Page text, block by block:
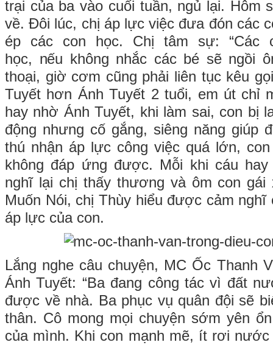
trại của ba vào cuối tuần, ngủ lại. Hôm
về. Đôi lúc, chị áp lực việc đưa đón các
ép các con học. Chị tâm sự: “Các
học, nếu không nhắc các bé sẽ ngồi
thoại, giờ cơm cũng phải liên tục kêu
Tuyết hơn Ánh Tuyết 2 tuổi, em út chỉ
hay nhờ Ánh Tuyết, khi làm sai, con bị
động nhưng cố gắng, siêng năng giúp
thú nhận áp lực công việc quá lớn,
không đáp ứng được. Mỗi khi cáu
nghĩ lại chị thấy thương và ôm con gái
Muốn Nói, chị Thùy hiểu được cảm nghĩ
áp lực của con.
Lắng nghe câu chuyện, MC Ốc Thanh
Ánh Tuyết: “Ba đang công tác vì đất
được về nhà. Ba phục vụ quân đội sẽ
thân. Cô mong mọi chuyện sớm yên
của mình. Khi con mạnh mẽ, ít rơi